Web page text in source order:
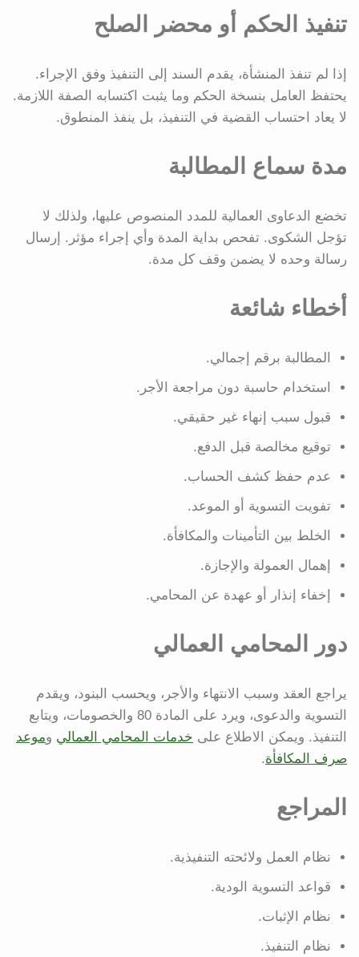
تنفيذ الحكم أو محضر الصلح
إذا لم تنفذ المنشأة، يقدم السند إلى التنفيذ وفق الإجراء.
يحتفظ العامل بنسخة الحكم وما يثبت اكتسابه الصفة اللازمة.
لا يعاد احتساب القضية في التنفيذ، بل ينفذ المنطوق.
مدة سماع المطالبة
تخضع الدعاوى العمالية للمدد المنصوص عليها، ولذلك لا
تؤجل الشكوى. تفحص بداية المدة وأي إجراء مؤثر. إرسال
رسالة وحده لا يضمن وقف كل مدة.
أخطاء شائعة
المطالبة برقم إجمالي.
استخدام حاسبة دون مراجعة الأجر.
قبول سبب إنهاء غير حقيقي.
توقيع مخالصة قبل الدفع.
عدم حفظ كشف الحساب.
تفويت التسوية أو الموعد.
الخلط بين التأمينات والمكافأة.
إهمال العمولة والإجازة.
إخفاء إنذار أو عهدة عن المحامي.
دور المحامي العمالي
يراجع العقد وسبب الانتهاء والأجر، ويحسب البنود، ويقدم
التسوية والدعوى، ويرد على المادة 80 والخصومات، ويتابع
التنفيذ. ويمكن الاطلاع على خدمات المحامي العمالي وموعد
صرف المكافأة.
المراجع
نظام العمل ولائحته التنفيذية.
قواعد التسوية الودية.
نظام الإثبات.
نظام التنفيذ.